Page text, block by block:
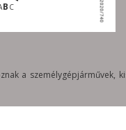
B C
a személygépjárművek,